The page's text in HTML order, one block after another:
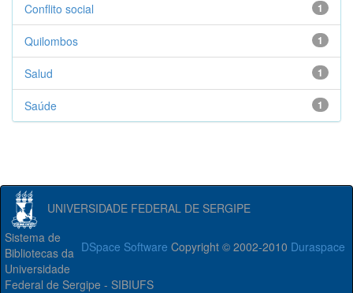
1
Conflito social
1
Quilombos
1
Salud
1
Saúde
UNIVERSIDADE FEDERAL DE SERGIPE
DSpace Software Copyright © 2002-2010 Duraspace
Sistema de
Bibliotecas da
Universidade
Federal de Sergipe - SIBIUFS